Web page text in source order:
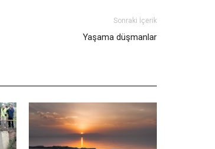
Sonraki İçerik
Yaşama düşmanlar